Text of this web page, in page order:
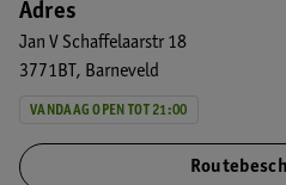
Adres
Jan V Schaffelaarstr 18
3771BT
Barneveld
VANDAAG OPEN TOT 21:00